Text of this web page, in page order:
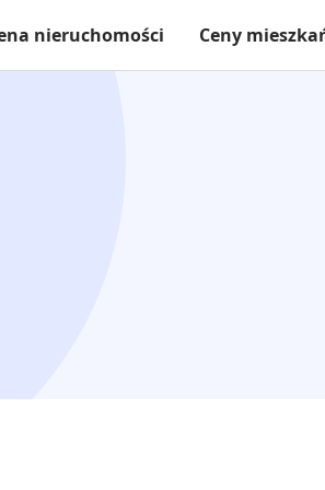
nieruchomości Ceny